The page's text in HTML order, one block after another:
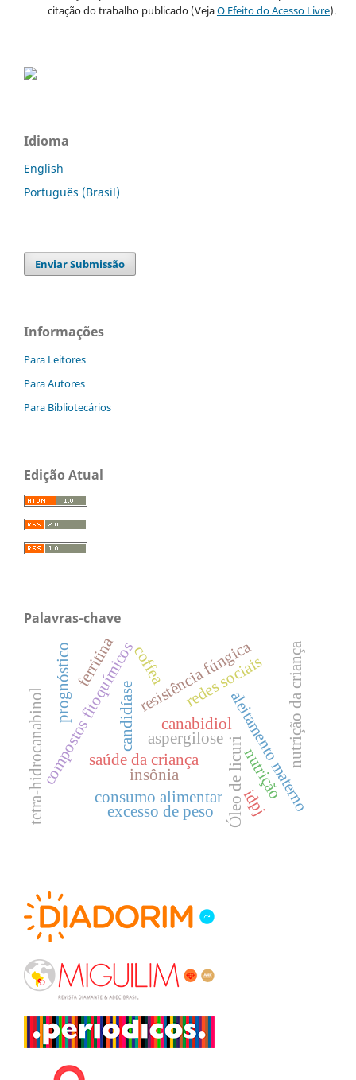
citação do trabalho publicado (VejaO Efeito do Acesso Livre).
Idioma
English
Português (Brasil)
Enviar Submissão
Informações
Para Leitores
Para Autores
Para Bibliotecários
Edição Atual
Palavras-chave
candidíase aspergilose Óleo de licuri
compostos fitoquímicosresistência fúngica
aleitamento materno
nutrição da criança
saúde da criança
canabidiol
tetra-hidrocanabinol
redes sociais
insônia
consumo alimentar
excesso de peso
prognóstico
nutrição
coffea
idpj
ferritina